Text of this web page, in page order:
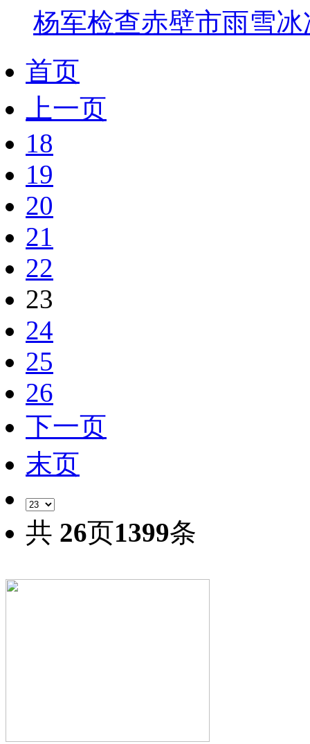
杨军检查赤壁市雨雪
首页
上一页
18
19
20
21
22
23
24
25
26
下一页
末页
共 26页1399条